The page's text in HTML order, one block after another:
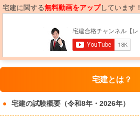
宅建に関する無料動画をアップしています！
宅建とは？
宅建の試験概要（令和8年・2026年）